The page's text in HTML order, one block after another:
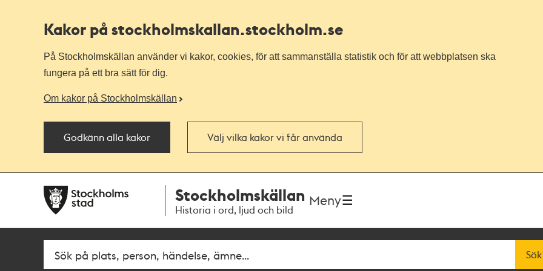
Kakor på stockholmskallan.stockholm.se
På Stockholmskällan använder vi kakor, cookies, för att sammanställa statistik och för att webbplatsen ska
fungera på ett bra sätt för dig.
Om kakor på Stockholmskällan
Godkänn alla kakor Välj vilka kakor vi får använda
navigationen
huvudinnehållet
Stockholmskällan
Historia i ord, ljud och bild
Meny
Fritextsök Sök